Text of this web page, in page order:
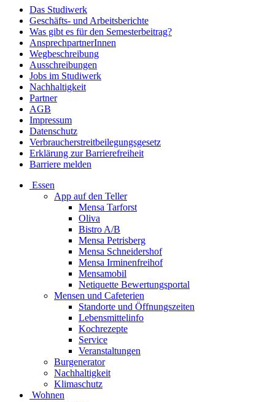
Das Studiwerk
Geschäfts- und Arbeitsberichte
Was gibt es für den Semesterbeitrag?
AnsprechpartnerInnen
Wegbeschreibung
Ausschreibungen
Jobs im Studiwerk
Nachhaltigkeit
Partner
AGB
Impressum
Datenschutz
Verbraucherstreitbeilegungsgesetz
Erklärung zur Barrierefreiheit
Barriere melden
Essen
App auf den Teller
Mensa Tarforst
Oliva
Bistro A/B
Mensa Petrisberg
Mensa Schneidershof
Mensa Irminenfreihof
Mensamobil
Netiquette Bewertungsportal
Mensen und Cafeterien
Standorte und Öffnungszeiten
Lebensmittelinfo
Kochrezepte
Service
Veranstaltungen
Burgenerator
Nachhaltigkeit
Klimaschutz
Wohnen